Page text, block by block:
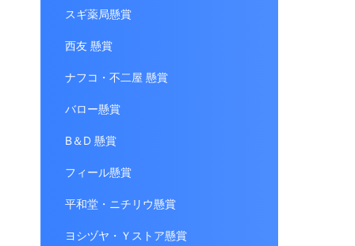
スギ薬局懸賞
西友 懸賞
ナフコ・不二屋 懸賞
バロー懸賞
B＆D 懸賞
フィール懸賞
平和堂・ニチリウ懸賞
ヨシヅヤ・Ｙストア懸賞